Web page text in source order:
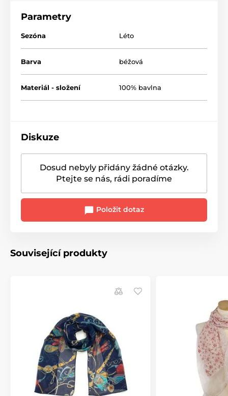
Parametry
Sezóna Léto
Barva béžová
Materiál - složení 100% bavlna
Diskuze
Dosud nebyly přidány žádné otázky.
Ptejte se nás, rádi poradíme
Položit dotaz
Související produkty